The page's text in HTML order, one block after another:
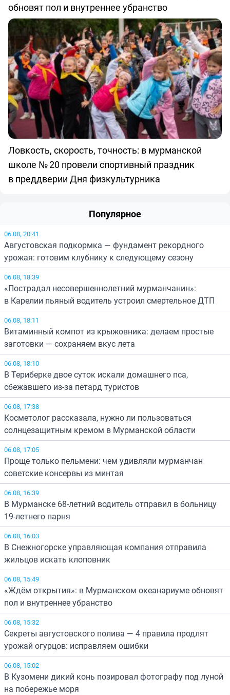
обновят пол и внутреннее убранство
Ловкость, скорость, точность: в мурманской
школе № 20 провели спортивный праздник
в преддверии Дня физкультурника
Популярное
06.08, 20:41
Августовская подкормка — фундамент рекордного
урожая: готовим клубнику к следующему сезону
06.08, 18:39
«Пострадал несовершеннолетний мурманчанин»:
в Карелии пьяный водитель устроил смертельное ДТП
06.08, 18:11
Витаминный компот из крыжовника: делаем простые
заготовки — сохраняем вкус лета
06.08, 18:10
В Териберке двое суток искали домашнего пса,
сбежавшего из-за петард туристов
06.08, 17:38
Косметолог рассказала, нужно ли пользоваться
солнцезащитным кремом в Мурманской области
06.08, 17:05
Проще только пельмени: чем удивляли мурманчан
советские консервы из минтая
06.08, 16:39
В Мурманске 68-летний водитель отправил в больницу
19-летнего парня
06.08, 16:03
В Снежногорске управляющая компания отправила
жильцов искать клоповник
06.08, 15:49
«Ждём открытия»: в Мурманском океанариуме обновят
пол и внутреннее убранство
06.08, 15:32
Секреты августовского полива — 4 правила продлят
урожай огурцов: исправляем ошибки
06.08, 15:02
В Кузомени дикий конь позировал фотографу под луной
на побережье моря